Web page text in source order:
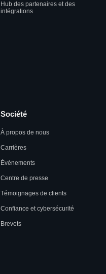
Hub des partenaires et des
intégrations
Société
À propos de nous
Carrières
Événements
Centre de presse
Témoignages de clients
Confiance et cybersécurité
Brevets